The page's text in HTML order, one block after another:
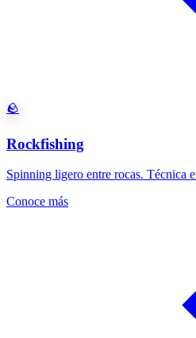
🪨
Rockfishing
Spinning ligero entre rocas. Técnica
Conoce más